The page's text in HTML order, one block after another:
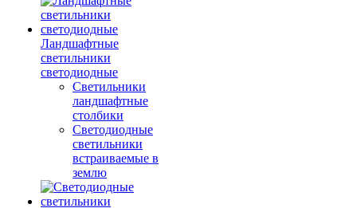
Ландшафтные
светильники
светодиодные
Светильники
ландшафтные
столбики
Светодиодные
светильники
встраиваемые в
землю